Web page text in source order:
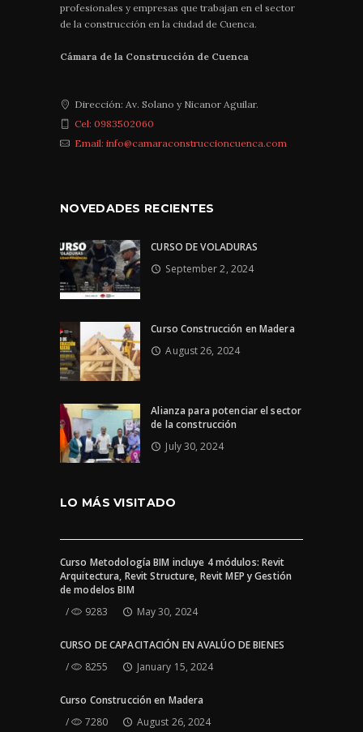
profesionales y empresas que trabajan en el sector
de la construcción en la ciudad de Cuenca.
Cámara de la Construcción de Cuenca
Dirección: Av. Solano y Nicanor Aguilar.
Cel: 0983502060
Email: info@camaraconstruccioncuenca.com
NOVEDADES RECIENTES
CURSO DE VOLADURAS
September 2, 2024
Curso Construcción en Madera
August 26, 2024
Alianza para potenciar el sector
de la construcción
July 30, 2024
LO MÁS VISITADO
Curso Metodología BIM incluye 4 módulos: Revit
Arquitectura, Revit Structure, Revit MEP y Gestión
de modelos BIM
May 30, 2024
9283
CURSO DE CAPACITACIÓN EN AVALÚO DE BIENES
January 15, 2024
8255
Curso Construcción en Madera
August 26, 2024
7280